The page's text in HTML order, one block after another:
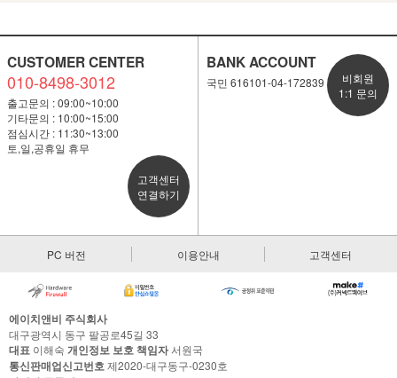
CUSTOMER CENTER
010-8498-3012
출고문의 : 09:00~10:00
기타문의 : 10:00~15:00
점심시간 : 11:30~13:00
토,일,공휴일 휴무
고객센터
연결하기
BANK ACCOUNT
국민 616101-04-172839
비회원
1:1 문의
PC 버전 이용안내 고객센터
에이치앤비 주식회사
대구광역시 동구 팔공로45길 33
대표 이해숙 개인정보 보호 책임자서원국
통신판매업신고번호제2020-대구동구-0230호